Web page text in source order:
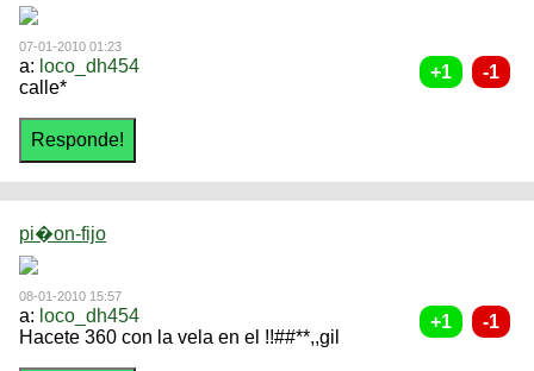
07-01-2010 01:23
a: loco_dh454
calle*
pi�on-fijo
08-01-2010 15:57
a: loco_dh454
Hacete 360 con la vela en el !!##**,,gil